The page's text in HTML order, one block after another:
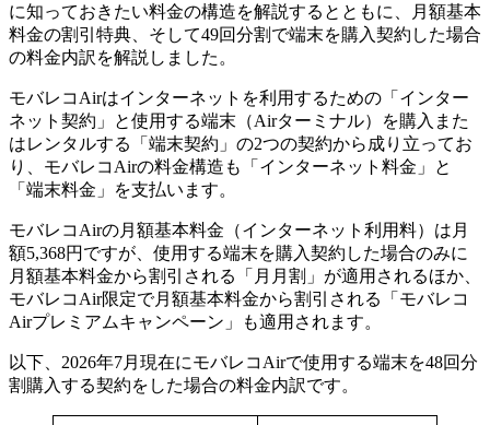
に知っておきたい料金の構造を解説するとともに、月額基本
料金の割引特典、そして49回分割で端末を購入契約した場合
の料金内訳を解説しました。
モバレコAirはインターネットを利用するための「インター
ネット契約」と使用する端末（Airターミナル）を購入また
はレンタルする「端末契約」の2つの契約から成り立ってお
り、モバレコAirの料金構造も「インターネット料金」と
「端末料金」を支払います。
モバレコAirの月額基本料金（インターネット利用料）は月
額5,368円ですが、使用する端末を購入契約した場合のみに
月額基本料金から割引される「月月割」が適用されるほか、
モバレコAir限定で月額基本料金から割引される「モバレコ
Airプレミアムキャンペーン」も適用されます。
以下、2026年7月現在にモバレコAirで使用する端末を48回分
割購入する契約をした場合の料金内訳です。